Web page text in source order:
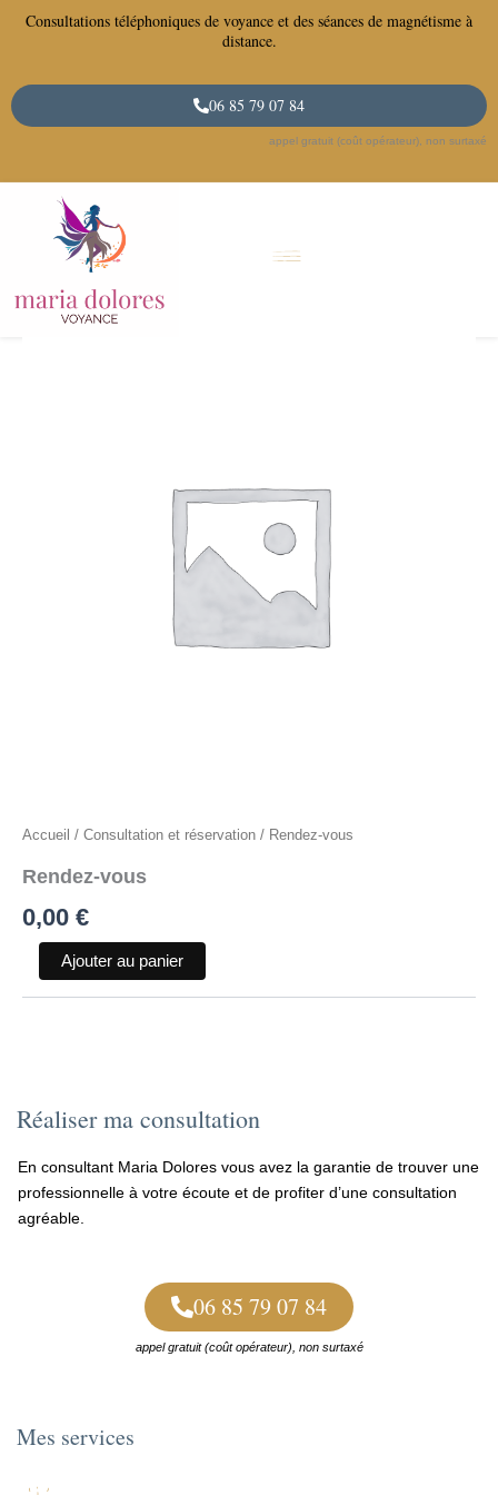
AllerConsultations téléphoniques de voyance et des séances de magnétisme à
distance.
06 85 79 07 84
appel gratuit (coût opérateur), non surtaxé
Accueil / Consultation et réservation / Rendez-vous
Rendez-vous
0,00 €
Ajouter au panier
Réaliser ma consultation
En consultant Maria Dolores vous avez la garantie de trouver une
professionnelle à votre écoute et de profiter d’une consultation
agréable.
06 85 79 07 84
appel gratuit (coût opérateur), non surtaxé
Mes services